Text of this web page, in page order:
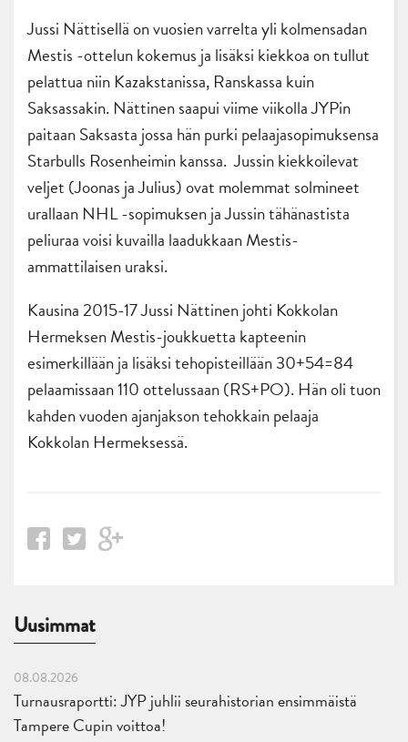
Jussi Nättisellä on vuosien varrelta yli kolmensadan
Mestis -ottelun kokemus ja lisäksi kiekkoa on tullut
pelattua niin Kazakstanissa, Ranskassa kuin
Saksassakin. Nättinen saapui viime viikolla JYPin
paitaan Saksasta jossa hän purki pelaajasopimuksensa
Starbulls Rosenheimin kanssa. Jussin kiekkoilevat
veljet (Joonas ja Julius) ovat molemmat solmineet
urallaan NHL -sopimuksen ja Jussin tähänastista
peliuraa voisi kuvailla laadukkaan Mestis-
ammattilaisen uraksi.
Kausina 2015-17 Jussi Nättinen johti Kokkolan
Hermeksen Mestis-joukkuetta kapteenin
esimerkillään ja lisäksi tehopisteillään 30+54=84
pelaamissaan 110 ottelussaan (RS+PO). Hän oli tuon
kahden vuoden ajanjakson tehokkain pelaaja
Kokkolan Hermeksessä.
Uusimmat
08.08.2026
Turnausraportti: JYP juhlii seurahistorian ensimmäistä
Tampere Cupin voittoa!